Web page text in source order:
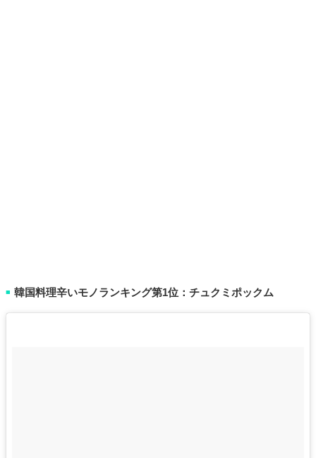
■ 韓国料理辛いモノランキング第1位：チュクミポックム